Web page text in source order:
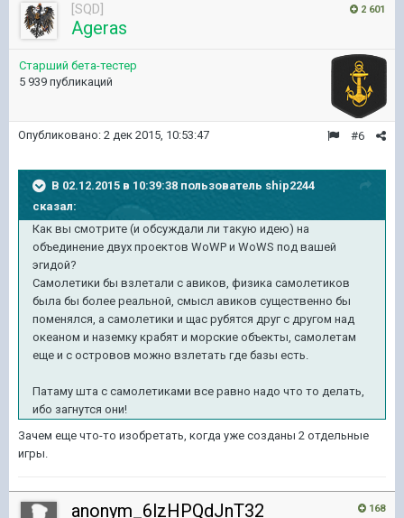
2 601
[SQD]
Ageras
Старший бета-тестер
5 939 публикаций
#6
Опубликовано: 2 дек 2015, 10:53:47
В 02.12.2015 в 10:39:38 пользователь ship2244
сказал:
Как вы смотрите (и обсуждали ли такую идею) на
объединение двух проектов WoWP и WoWS под вашей
эгидой?
Самолетики бы взлетали с авиков, физика самолетиков
была бы более реальной, смысл авиков существенно бы
поменялся, а самолетики и щас рубятся друг с другом над
океаном и наземку крабят и морские объекты, самолетам
еще и с островов можно взлетать где базы есть.
Патаму шта с самолетиками все равно надо что то делать,
ибо загнутся они!
Зачем еще что-то изобретать, когда уже созданы 2 отдельные
игры.
168
anonym_6lzHPQdJnT32